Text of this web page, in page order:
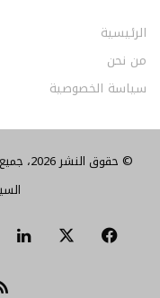
الرئيسية
من نحن
سياسة الخصوصية
© حقوق النشر 2026، جميع الحقوق محفوظة |
فيسبوك